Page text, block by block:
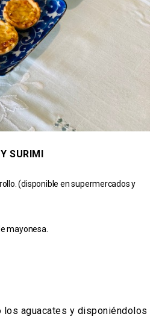
SURIMI
(disponible en supermercados y
mayonesa.
los aguacates y disponiéndolos